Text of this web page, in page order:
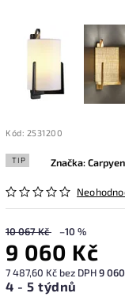
Kód: 2531200
TIP Značka:Carpyen
10 067 Kč –10 %
9 060 Kč
7 487,60 Kč bez DPH9
4 - 5 týdnů